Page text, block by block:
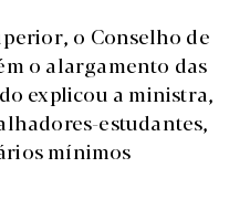
o Conselho de
o alargamento das
explicou a ministra,
estudantes,
mínimos